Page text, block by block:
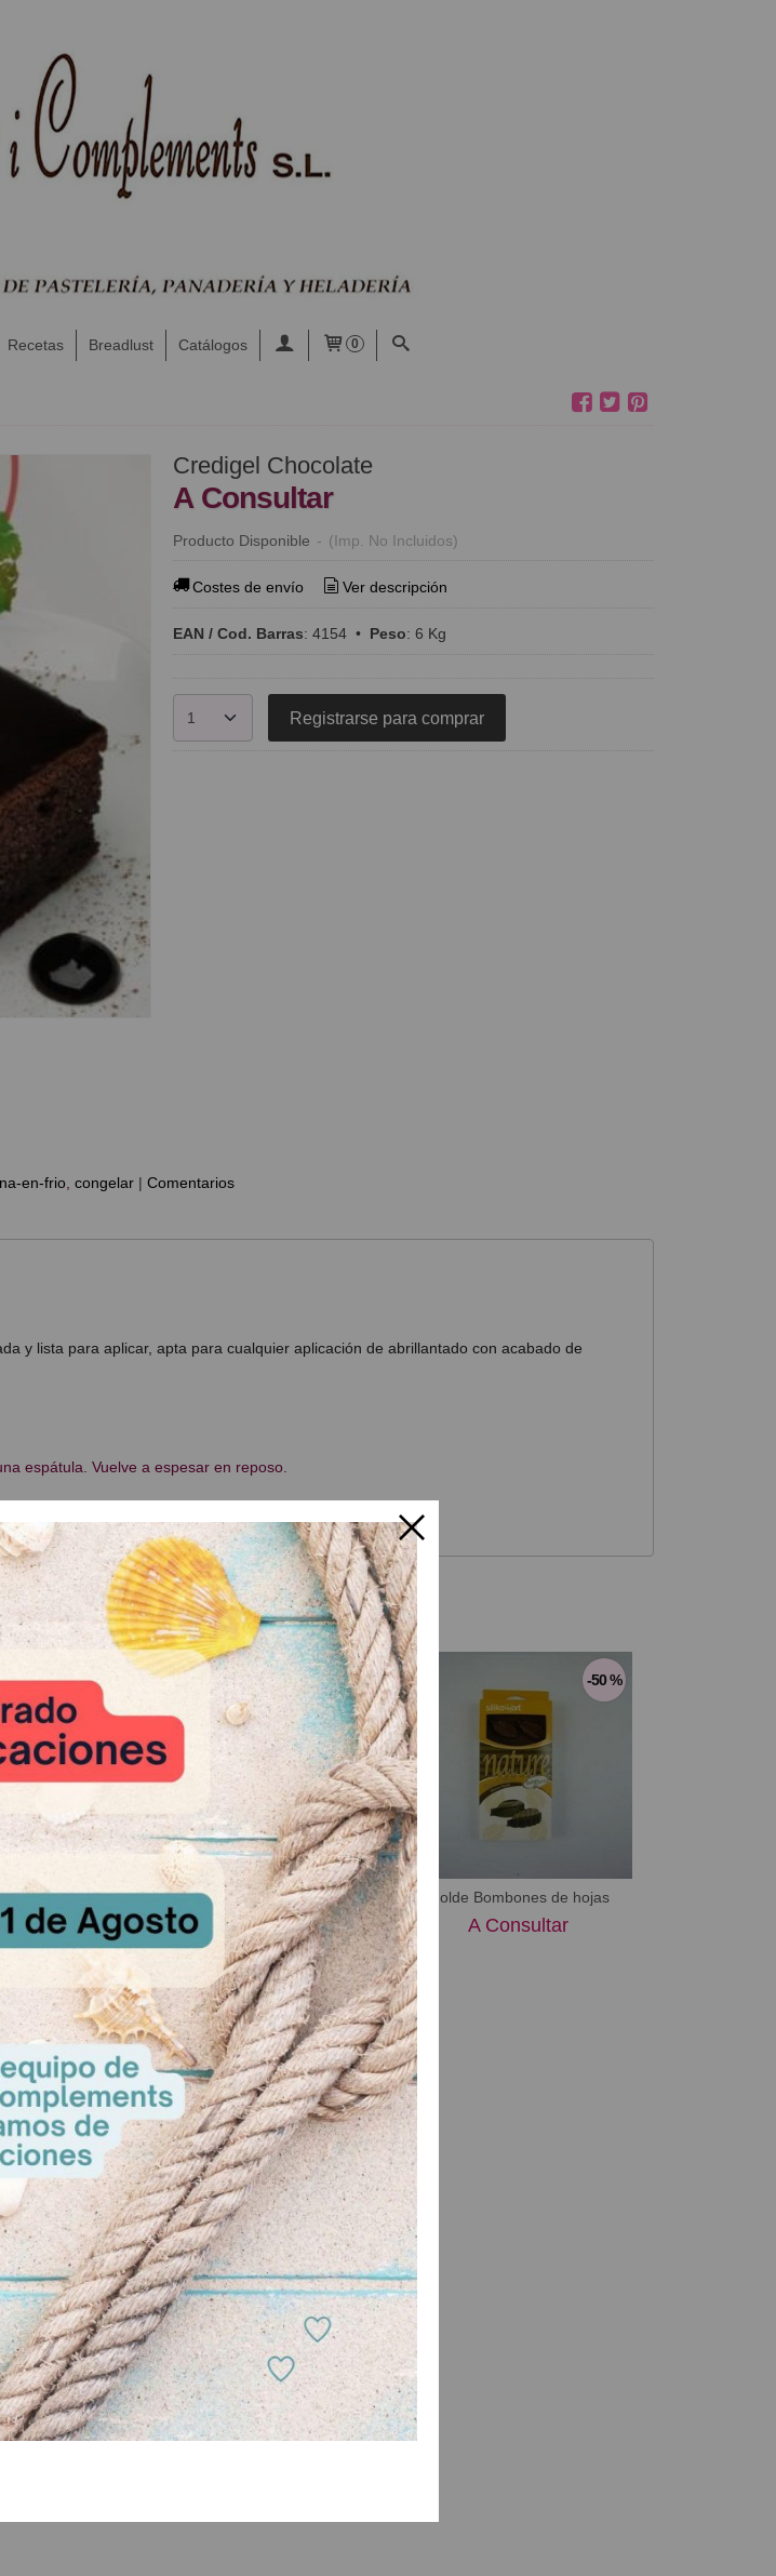
Recetas Breadlust Catálogos 0
Credigel Chocolate
A Consultar
Producto Disponible - (Imp. No Incluidos)
Costes de envío Ver descripción
EAN / Cod. Barras: 4154• Peso: 6 Kg
Registrarse para comprar
en-frio congelar | Comentarios
y lista para aplicar, apta para cualquier aplicación de abrillantado con acabado de
espátula. Vuelve a espesar en reposo.
Napal
Consultar
-10 %
Cacao Siena 21
A Consultar
-50 %
Molde Bombones de hojas
A Consultar